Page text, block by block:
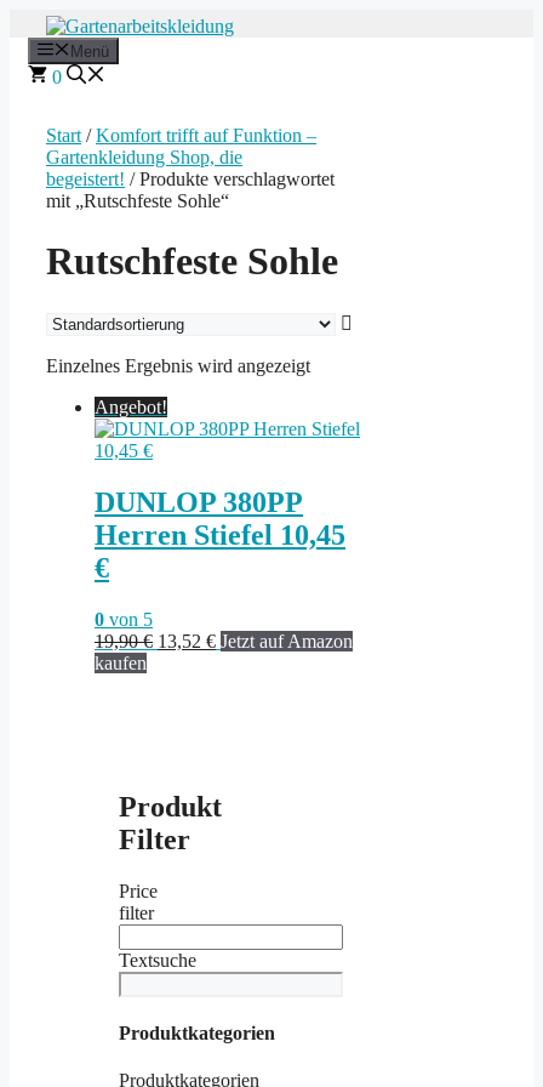
Inhalt
springen
Menü
0
Start /Komfort trifft auf Funktion –
Gartenkleidung Shop, die
begeistert! / Produkte verschlagwortet
mit „Rutschfeste Sohle“
Rutschfeste Sohle
Einzelnes Ergebnis wird angezeigt
Angebot!
DUNLOP 380PP
Herren Stiefel 10,45
€
0 von 5
19,90€ Ursprünglicher
13,52 €Aktueller
Jetzt auf Amazon
kaufen
Produkt
Filter
Price
filter
Textsuche
Produktkategorien
Produktkategorien